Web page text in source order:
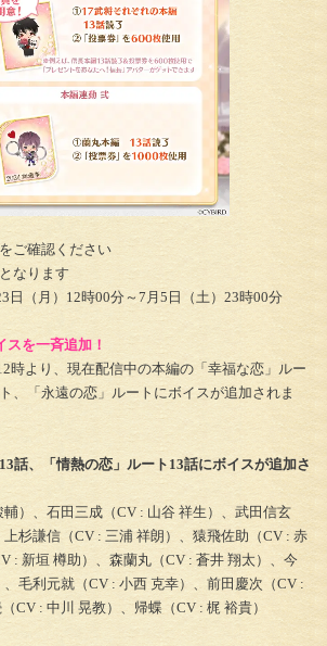
ご確認ください
なります
日（月）12時00分～7月5日（土）23時00分
を一斉追加！
時より、現在配信中の本編の「幸福な恋」ルー
、「永遠の恋」ルートにボイスが追加されま
話、「情熱の恋」ルート13話にボイスが追加さ
）、石田三成（CV : 山谷 祥生）、武田信玄
上杉謙信（CV : 三浦 祥朗）、猿飛佐助（CV : 赤
: 新垣 樽助）、森蘭丸（CV : 蒼井 翔太）、今
、毛利元就（CV : 小西 克幸）、前田慶次（CV :
CV : 中川 晃教）、帰蝶（CV : 梶 裕貴）